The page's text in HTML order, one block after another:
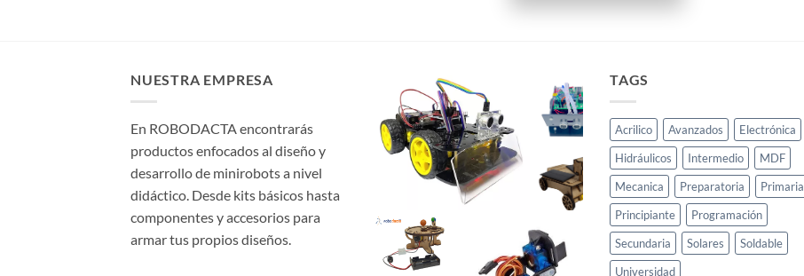
NUESTRA EMPRESA
En ROBODACTA encontrarás
productos enfocados al diseño y
desarrollo de minirobots a nivel
didáctico. Desde kits básicos hasta
componentes y accesorios para
armar tus propios diseños.
TAGS
Acrilico Avanzados
Electrónica
Hidráulicos
Intermedio
MDF
Mecanica
Preparatoria
Primaria
Principiante
Programación
Secundaria
Solares
Soldable
Universidad